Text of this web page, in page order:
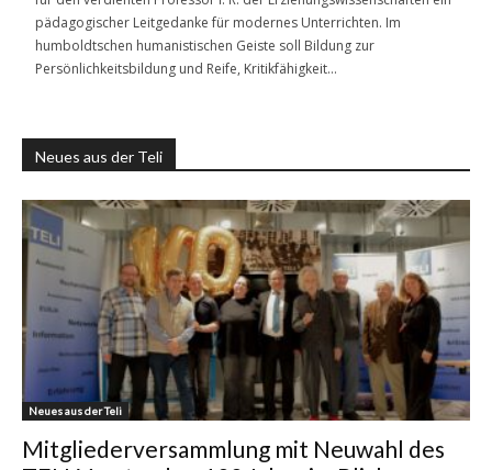
pädagogischer Leitgedanke für modernes Unterrichten. Im
humboldtschen humanistischen Geiste soll Bildung zur
Persönlichkeitsbildung und Reife, Kritikfähigkeit…
Neues aus der Teli
Neues aus der Teli
Mitgliederversammlung mit Neuwahl des